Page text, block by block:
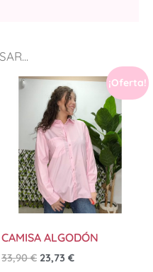
¡Oferta!
CAMISA ALGODÓN
33,90€ 23,73 €